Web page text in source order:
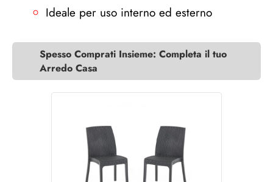
Ideale per uso interno ed esterno
Spesso Comprati Insieme: Completa il tuo
Arredo Casa